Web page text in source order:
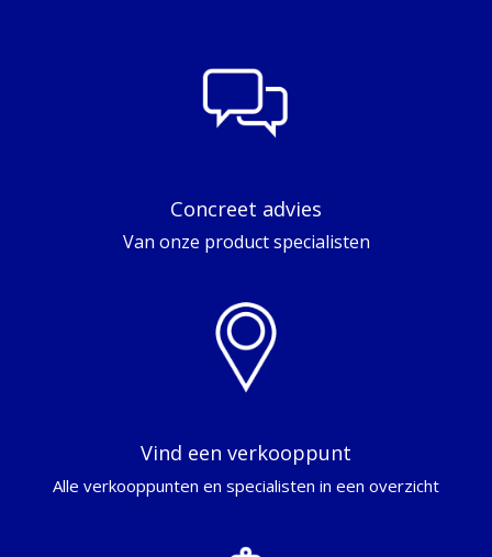
Concreet advies
Van onze product specialisten
Vind een verkooppunt
Alle verkooppunten en specialisten in een overzicht